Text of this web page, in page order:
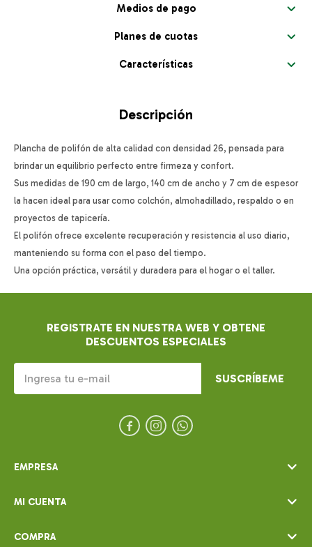
Medios de pago
Planes de cuotas
Características
Descripción
Plancha de polifón de alta calidad con densidad 26, pensada para
brindar un equilibrio perfecto entre firmeza y confort.
Sus medidas de 190 cm de largo, 140 cm de ancho y 7 cm de espesor
la hacen ideal para usar como colchón, almohadillado, respaldo o en
proyectos de tapicería.
El polifón ofrece excelente recuperación y resistencia al uso diario,
manteniendo su forma con el paso del tiempo.
Una opción práctica, versátil y duradera para el hogar o el taller.
EMPRESA
MI CUENTA
COMPRA
REGISTRATE EN NUESTRA WEB Y OBTENE
DESCUENTOS ESPECIALES
SUSCRÍBEME
  